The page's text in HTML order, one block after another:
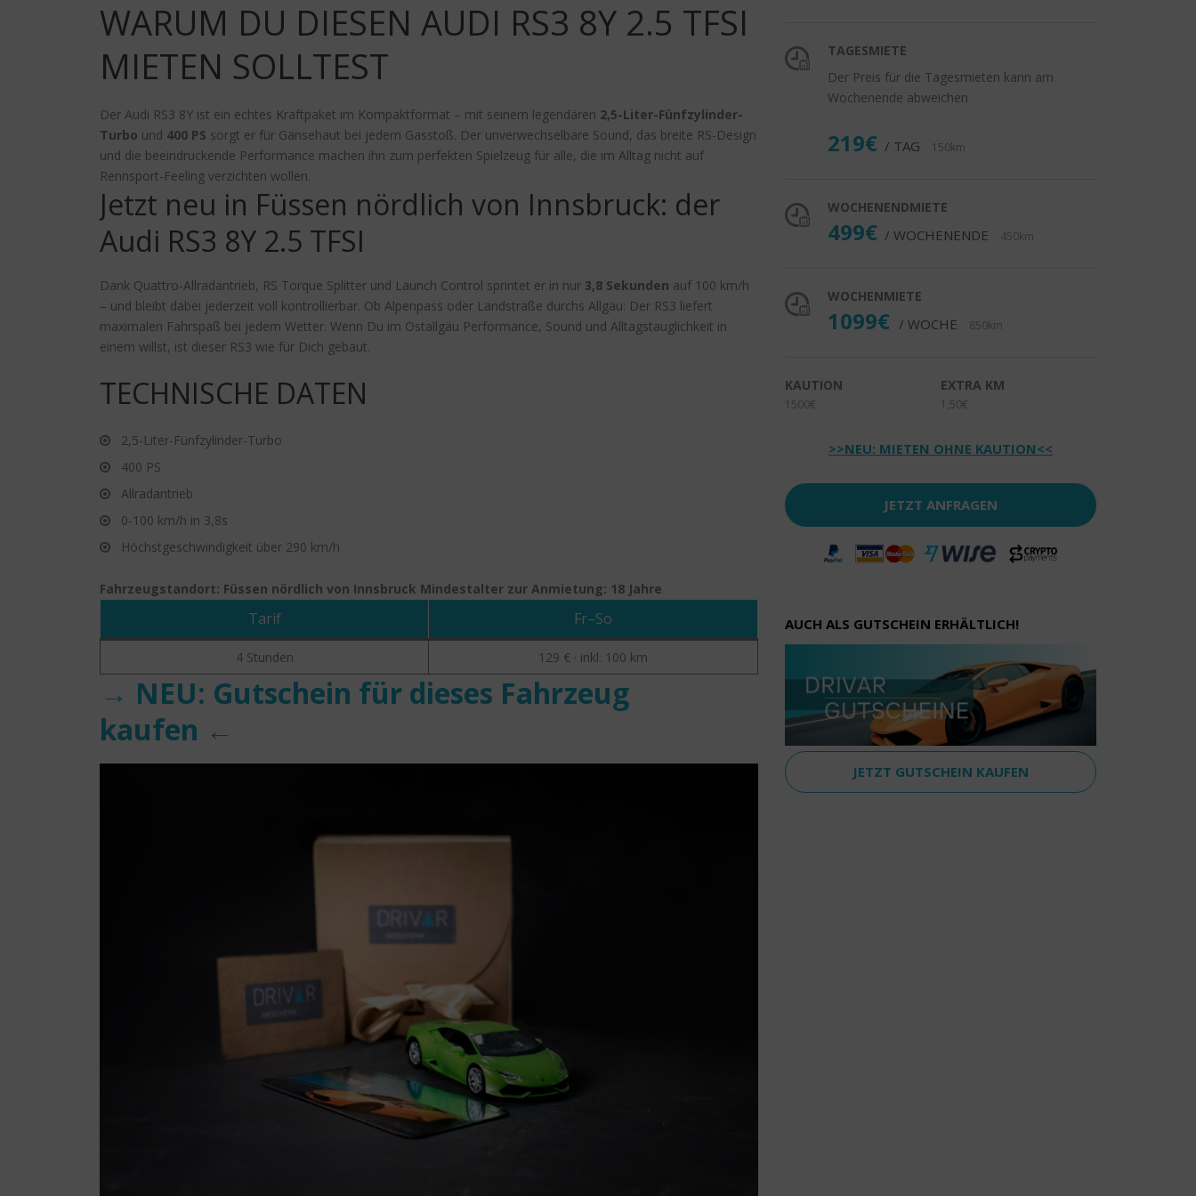
TAGESMIETE
Der Preis für die Tagesmieten kann am
Wochenende abweichen
219€ / TAG 150km
WOCHENENDMIETE
499€ / WOCHENENDE 450km
WOCHENMIETE
1099€ / WOCHE 850km
KAUTION
1500€
EXTRA KM
1,50€
>>NEU: MIETEN OHNE KAUTION<<
JETZT ANFRAGEN
AUCH ALS GUTSCHEIN ERHÄLTLICH!
JETZT GUTSCHEIN KAUFEN
WARUM DU DIESEN AUDI RS3 8Y 2.5 TFSI
MIETEN SOLLTEST
Der Audi RS3 8Y ist ein echtes Kraftpaket im Kompaktformat – mit seinem legendären 2,5-Liter-Fünfzylinder-
Turbo und 400 PS sorgt er für Gänsehaut bei jedem Gasstoß. Der unverwechselbare Sound, das breite RS-Design
und die beeindruckende Performance machen ihn zum perfekten Spielzeug für alle, die im Alltag nicht auf
Rennsport-Feeling verzichten wollen.
Jetzt neu in Füssen nördlich von Innsbruck: der
Audi RS3 8Y 2.5 TFSI
Dank Quattro-Allradantrieb, RS Torque Splitter und Launch Control sprintet er in nur 3,8 Sekunden auf 100 km/h
– und bleibt dabei jederzeit voll kontrollierbar. Ob Alpenpass oder Landstraße durchs Allgäu: Der RS3 liefert
maximalen Fahrspaß bei jedem Wetter. Wenn Du im Ostallgäu Performance, Sound und Alltagstauglichkeit in
einem willst, ist dieser RS3 wie für Dich gebaut.
TECHNISCHE DATEN
2,5-Liter-Fünfzylinder-Turbo
400 PS
Allradantrieb
0-100 km/h in 3,8s
Höchstgeschwindigkeit über 290 km/h
Fahrzeugstandort: Füssen nördlich von Innsbruck Mindestalter zur Anmietung: 18 Jahre
Tarif Fr–So
4 Stunden 129 € · inkl. 100 km
→ NEU: Gutschein für dieses Fahrzeug
kaufen ←